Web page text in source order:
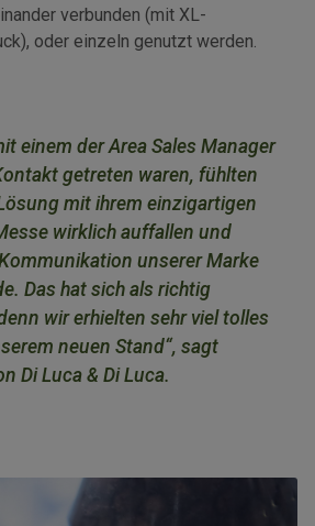
verbunden (mit XL-
oder einzeln genutzt werden.
einem der Area Sales Manager
getreten waren, fühlten
mit ihrem einzigartigen
wirklich auffallen und
unserer Marke
Das hat sich als richtig
wir erhielten sehr viel tolles
neuen Stand“, sagt
Di Luca & Di Luca.